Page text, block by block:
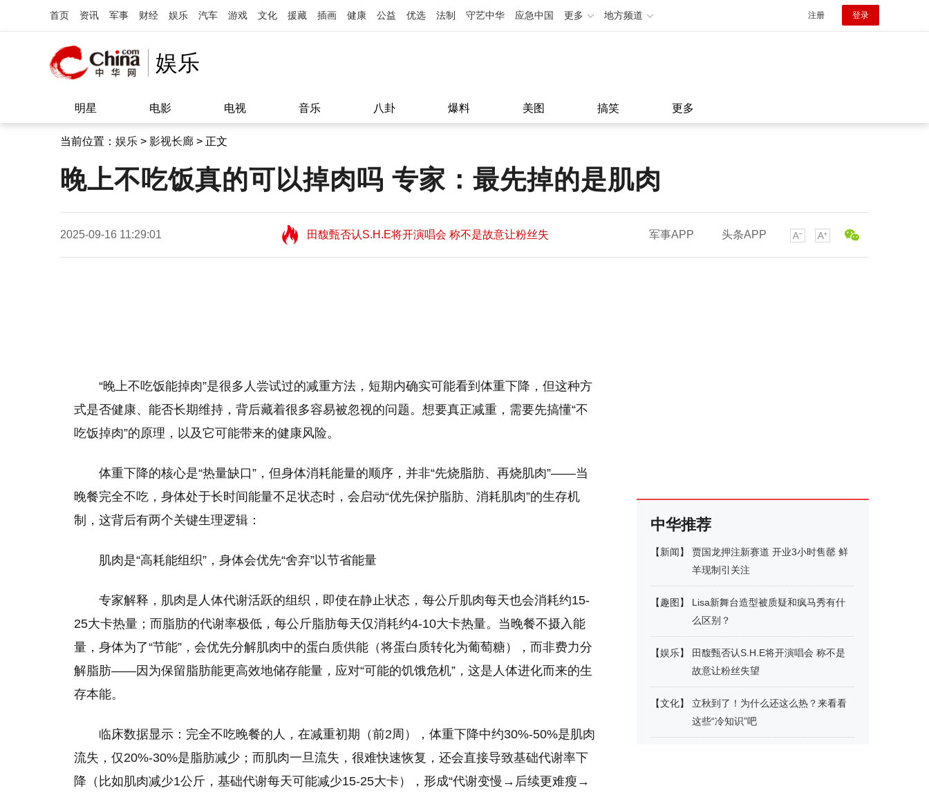
首页 资讯 军事 财经 娱乐 汽车 游戏 文化 援藏 插画 健康 公益 优选 法制 守艺中华 应急中国 更多 地方频道 注册 登录
娱乐
明星 电影 电视 音乐 八卦 爆料 美图 搞笑 更多
当前位置： 娱乐 > 影视长廊 > 正文
晚上不吃饭真的可以掉肉吗 专家：最先掉的是肌肉
2025-09-16 11:29:01
田馥甄否认S.H.E将开演唱会 称不是故意让粉丝失
望11:08
田馥甄否认S.H.E将开演唱会 称不是故意让粉丝失
军事APP 头条APP
“晚上不吃饭能掉肉”是很多人尝试过的减重方法，短期内确实可能看到体重下降，但这种方
式是否健康、能否长期维持，背后藏着很多容易被忽视的问题。想要真正减重，需要先搞懂“不
吃饭掉肉”的原理，以及它可能带来的健康风险。
体重下降的核心是“热量缺口”，但身体消耗能量的顺序，并非“先烧脂肪、再烧肌肉”——当
晚餐完全不吃，身体处于长时间能量不足状态时，会启动“优先保护脂肪、消耗肌肉”的生存机
制，这背后有两个关键生理逻辑：
肌肉是“高耗能组织”，身体会优先“舍弃”以节省能量
专家解释，肌肉是人体代谢活跃的组织，即使在静止状态，每公斤肌肉每天也会消耗约15-
25大卡热量；而脂肪的代谢率极低，每公斤脂肪每天仅消耗约4-10大卡热量。当晚餐不摄入能
量，身体为了“节能”，会优先分解肌肉中的蛋白质供能（将蛋白质转化为葡萄糖），而非费力分
解脂肪——因为保留脂肪能更高效地储存能量，应对“可能的饥饿危机”，这是人体进化而来的生
存本能。
临床数据显示：完全不吃晚餐的人，在减重初期（前2周），体重下降中约30%-50%是肌肉
流失，仅20%-30%是脂肪减少；而肌肉一旦流失，很难快速恢复，还会直接导致基础代谢率下
降（比如肌肉减少1公斤，基础代谢每天可能减少15-25大卡），形成“代谢变慢→后续更难瘦→
中华推荐
【新闻】
贾国龙押注新赛道 开业3小时售罄 鲜
羊现制引关注
【趣图 】
Lisa新舞台造型被质疑和疯马秀有什
么区别？
【娱乐】
田馥甄否认S.H.E将开演唱会 称不是
故意让粉丝失望
【文化】
立秋到了！为什么还这么热？来看看
这些“冷知识”吧